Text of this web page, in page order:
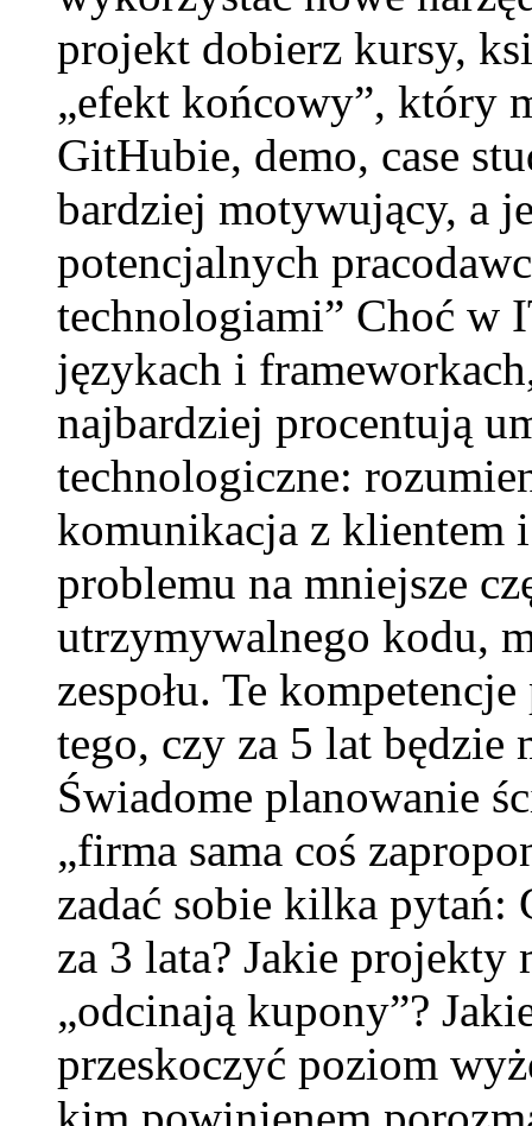
projekt dobierz kursy,
„efekt końcowy”, który
GitHubie, demo, case
bardziej motywujący, a
potencjalnych
technologiami” Choć w
językach i
najbardziej procentują
technologiczne:
komunikacja z klientem
problemu na mniejsze
utrzymywalnego kodu,
zespołu. Te
tego, czy za 5 lat
Świadome planowanie
„firma sama coś
zadać sobie kilka pytań:
za 3 lata? Jakie
„odcinają kupony”?
przeskoczyć poziom